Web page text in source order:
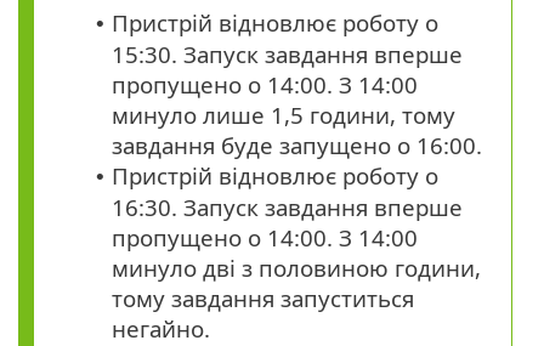
• Пристрій відновлює роботу о
15:30. Запуск завдання вперше
пропущено о 14:00. З 14:00
минуло лише 1,5 години, тому
завдання буде запущено о 16:00.
• Пристрій відновлює роботу о
16:30. Запуск завдання вперше
пропущено о 14:00. З 14:00
минуло дві з половиною години,
тому завдання запуститься
негайно.